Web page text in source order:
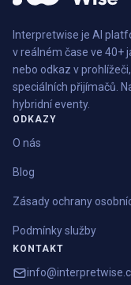
Interpretwise je AI
v reálném čase ve 40+
nebo odkaz v
speciálních přijímačů.
hybridní eventy.
ODKAZY
O nás
Blog
Zásady ochrany
Podmínky služby
KONTAKT